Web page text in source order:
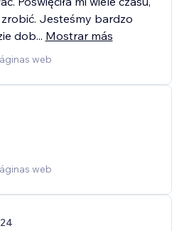
Jesteśmy bardzo
dob... Mostrar más
web
web